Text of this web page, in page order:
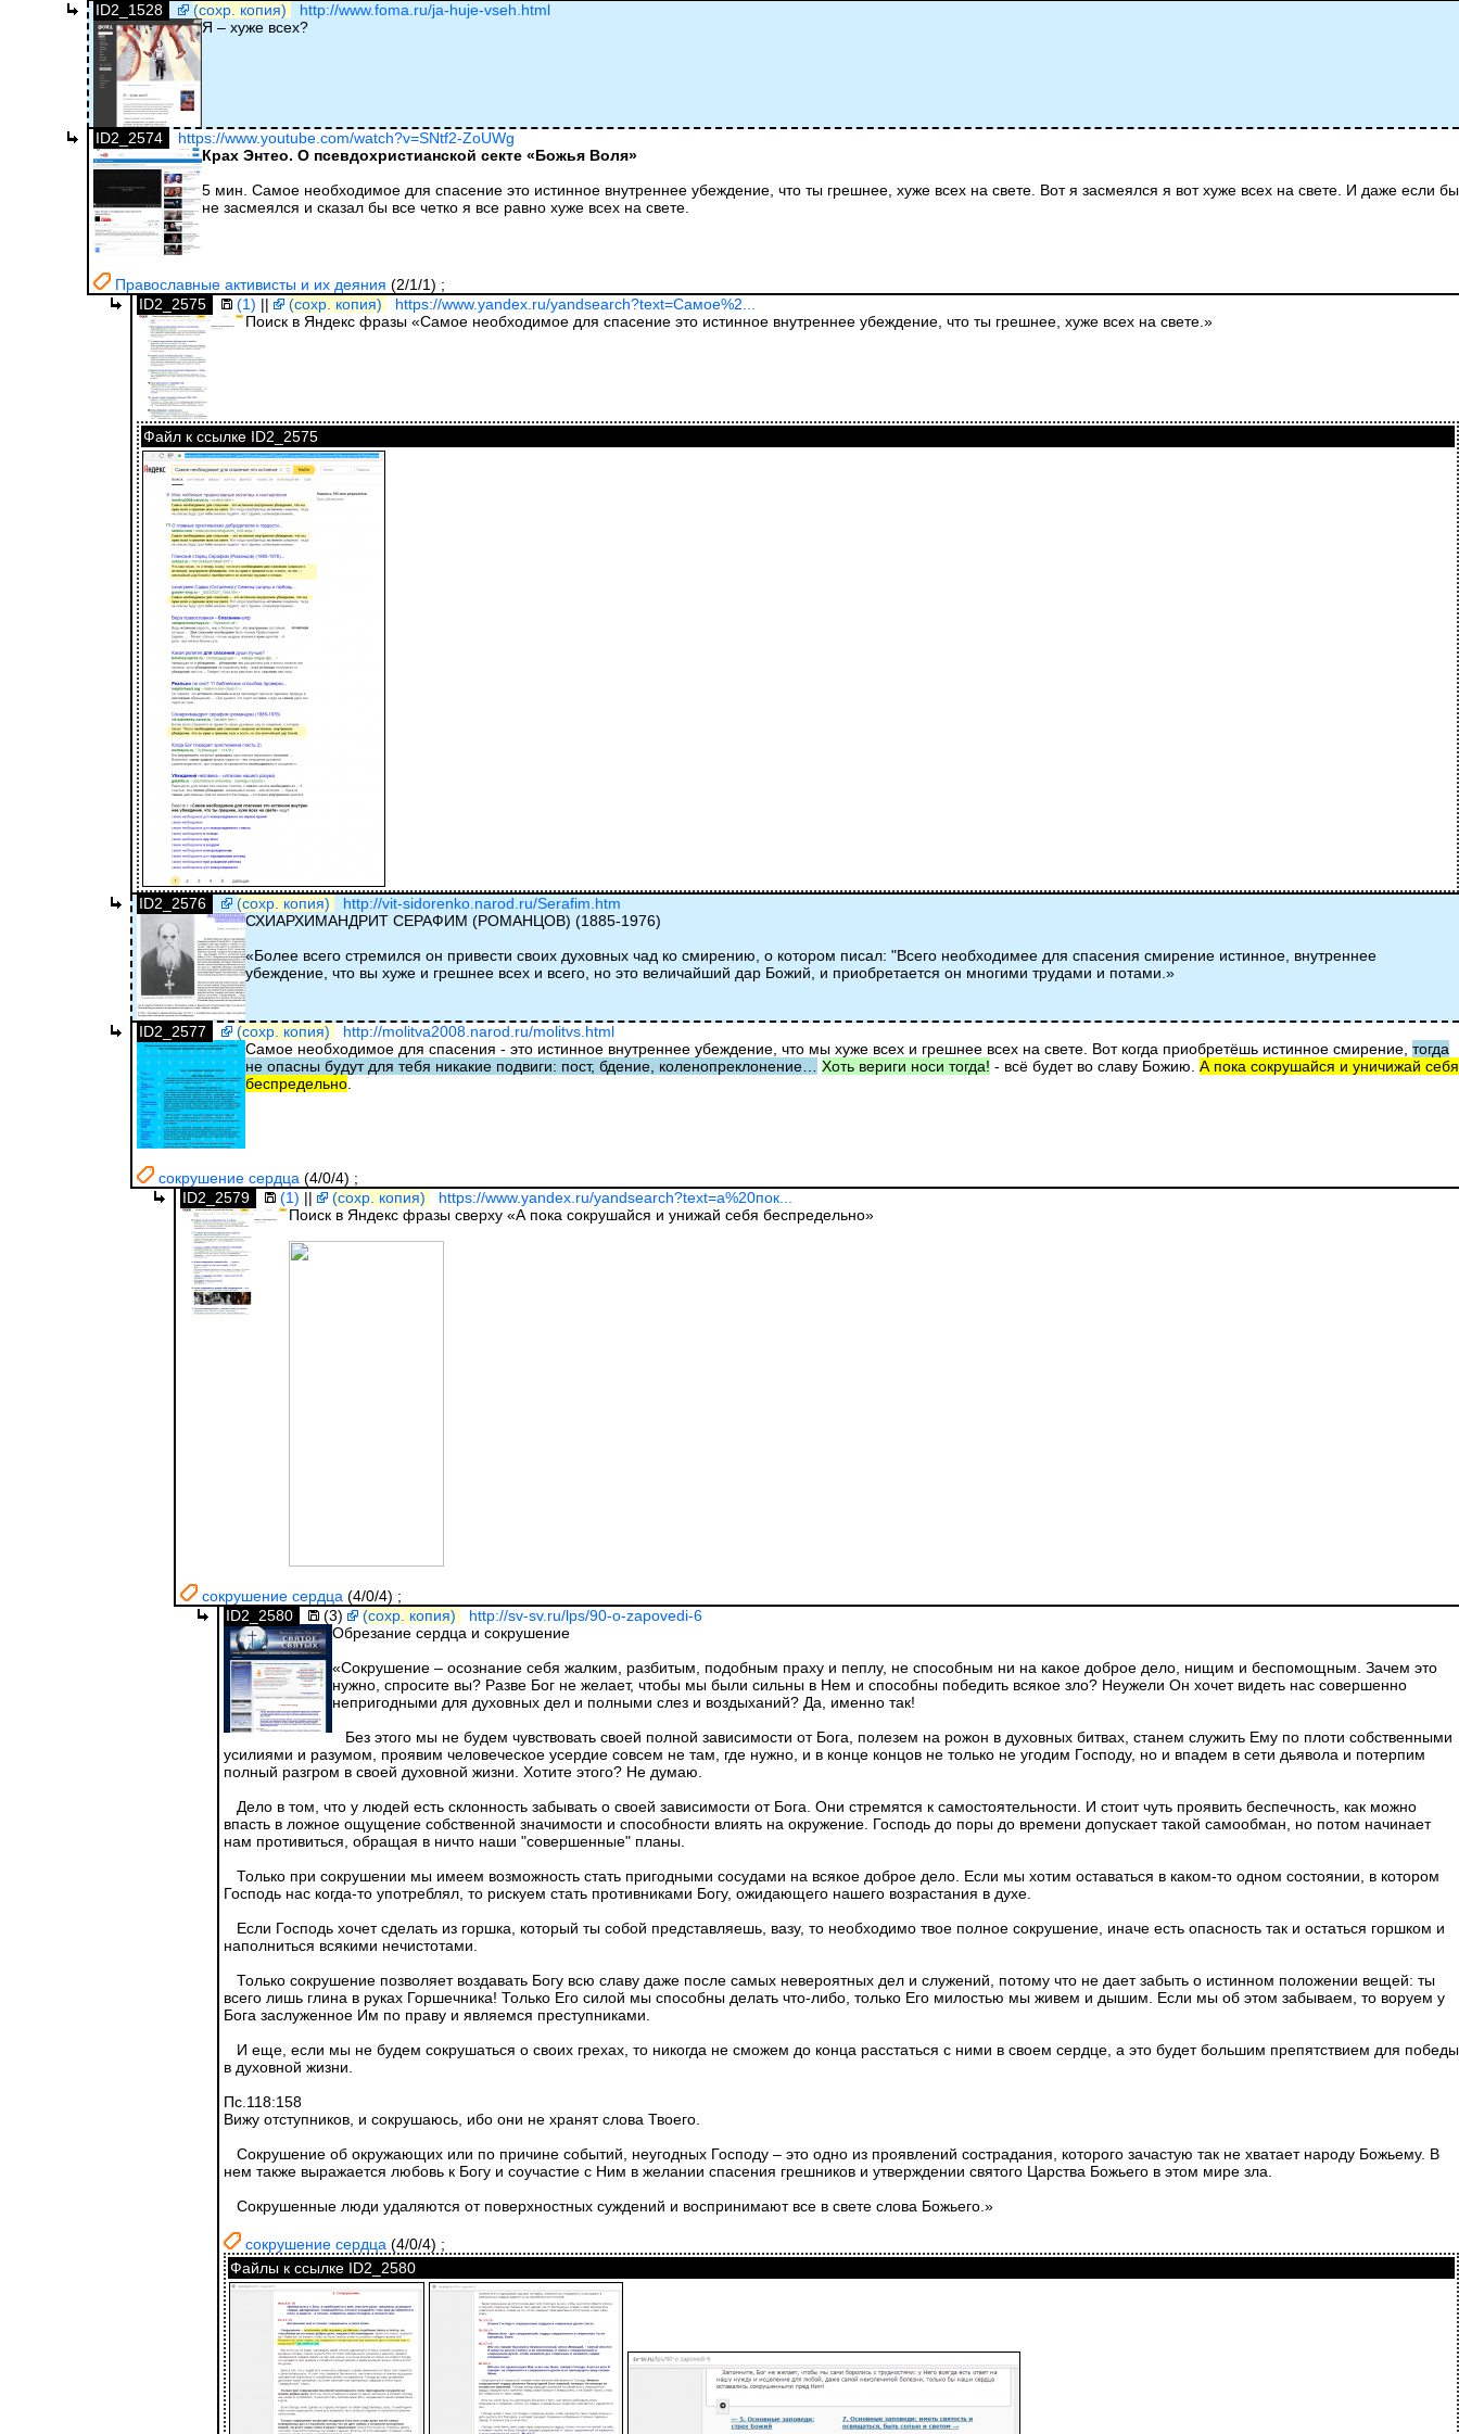
ID2_1528 (сохр. копия)
http://www.foma.ru/ja-huje-vseh.html
Я – хуже всех?
ID2_2574
https://www.youtube.com/watch?v=SNtf2-ZoUWg
Крах Энтео. О псевдохристианской секте «Божья Воля»
5 мин. Самое необходимое для спасение это истинное внутреннее убеждение, что ты грешнее, хуже всех на свете. Вот я засмеялся я вот хуже всех на свете. И даже если бы
не засмеялся и сказал бы все четко я все равно хуже всех на свете.
Православные активисты и их деяния (2/1/1) ;
ID2_2575
(1) || (сохр. копия)
https://www.yandex.ru/yandsearch?text=Самое%2...
Поиск в Яндекс фразы «Самое необходимое для спасение это истинное внутреннее убеждение, что ты грешнее, хуже всех на свете.»
Файл к ссылке ID2_2575
ID2_2576 (сохр. копия)
http://vit-sidorenko.narod.ru/Serafim.htm
СХИАРХИМАНДРИТ СЕРАФИМ (РОМАНЦОВ) (1885-1976)
«Более всего стремился он привести своих духовных чад ко смирению, о котором писал: "Всего необходимее для спасения смирение истинное, внутреннее
убеждение, что вы хуже и грешнее всех и всего, но это величайший дар Божий, и приобретается он многими трудами и потами.»
ID2_2577 (сохр. копия)
http://molitva2008.narod.ru/molitvs.html
Самое необходимое для спасения - это истинное внутреннее убеждение, что мы хуже всех и грешнее всех на свете. Вот когда приобретёшь истинное смирение, тогда
не опасны будут для тебя никакие подвиги: пост, бдение, коленопреклонение… Хоть вериги носи тогда! - всё будет во славу Божию. А пока сокрушайся и уничижай себя
беспредельно.
сокрушение сердца (4/0/4) ;
ID2_2579
(1) || (сохр. копия)
https://www.yandex.ru/yandsearch?text=а%20пок...
Поиск в Яндекс фразы сверху «А пока сокрушайся и унижай себя беспредельно»
сокрушение сердца (4/0/4) ;
ID2_2580
(3) (сохр. копия)
http://sv-sv.ru/lps/90-o-zapovedi-6
Обрезание сердца и сокрушение
«Сокрушение – осознание себя жалким, разбитым, подобным праху и пеплу, не способным ни на какое доброе дело, нищим и беспомощным. Зачем это
нужно, спросите вы? Разве Бог не желает, чтобы мы были сильны в Нем и способны победить всякое зло? Неужели Он хочет видеть нас совершенно
непригодными для духовных дел и полными слез и воздыханий? Да, именно так!
Без этого мы не будем чувствовать своей полной зависимости от Бога, полезем на рожон в духовных битвах, станем служить Ему по плоти собственными
усилиями и разумом, проявим человеческое усердие совсем не там, где нужно, и в конце концов не только не угодим Господу, но и впадем в сети дьявола и потерпим
полный разгром в своей духовной жизни. Хотите этого? Не думаю.
Дело в том, что у людей есть склонность забывать о своей зависимости от Бога. Они стремятся к самостоятельности. И стоит чуть проявить беспечность, как можно
впасть в ложное ощущение собственной значимости и способности влиять на окружение. Господь до поры до времени допускает такой самообман, но потом начинает
нам противиться, обращая в ничто наши "совершенные" планы.
Только при сокрушении мы имеем возможность стать пригодными сосудами на всякое доброе дело. Если мы хотим оставаться в каком-то одном состоянии, в котором
Господь нас когда-то употреблял, то рискуем стать противниками Богу, ожидающего нашего возрастания в духе.
Если Господь хочет сделать из горшка, который ты собой представляешь, вазу, то необходимо твое полное сокрушение, иначе есть опасность так и остаться горшком и
наполниться всякими нечистотами.
Только сокрушение позволяет воздавать Богу всю славу даже после самых невероятных дел и служений, потому что не дает забыть о истинном положении вещей: ты
всего лишь глина в руках Горшечника! Только Его силой мы способны делать что-либо, только Его милостью мы живем и дышим. Если мы об этом забываем, то воруем у
Бога заслуженное Им по праву и являемся преступниками.
И еще, если мы не будем сокрушаться о своих грехах, то никогда не сможем до конца расстаться с ними в своем сердце, а это будет большим препятствием для победы
в духовной жизни.
Пс.118:158
Вижу отступников, и сокрушаюсь, ибо они не хранят слова Твоего.
Сокрушение об окружающих или по причине событий, неугодных Господу – это одно из проявлений сострадания, которого зачастую так не хватает народу Божьему. В
нем также выражается любовь к Богу и соучастие с Ним в желании спасения грешников и утверждении святого Царства Божьего в этом мире зла.
Сокрушенные люди удаляются от поверхностных суждений и воспринимают все в свете слова Божьего.»
сокрушение сердца (4/0/4) ;
Файлы к ссылке ID2_2580